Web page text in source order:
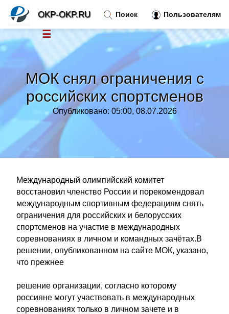
МОК снял ограничения с
российских спортсменов
Опубликовано: 05:00, 08.07.2026
Международный олимпийский комитет
восстановил членство России и порекомендовал
международным спортивным федерациям снять
ограничения для российских и белорусских
спортсменов на участие в международных
соревнованиях в личном и командных зачётах.В
решении, опубликованном на сайте МОК, указано,
что прежнее
решение организации, согласно которому
россияне могут участвовать в международных
соревнованиях только в личном зачете и в
Поиск Пользователям
OKP-OKP.RU
☰
Новости
Тренды новостей»
Рубрики»
Контакт»